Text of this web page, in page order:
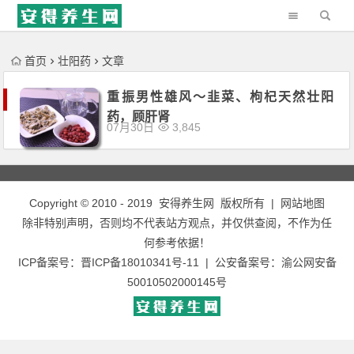
'); })();
首页 壮阳药 文章
重振男性雄风～韭菜、枸杞天然壮阳
药，顾肝肾
07月30日 3,845
Copyright © 2010 - 2019 安得养生网 版权所有 |
网站地图
除非特别声明，否则均不代表站方观点，并仅供查阅，不作为任
何参考依据！
ICP备案号： 晋ICP备18010341号-11 | 公安备案号： 渝公网安备
50010502000145号